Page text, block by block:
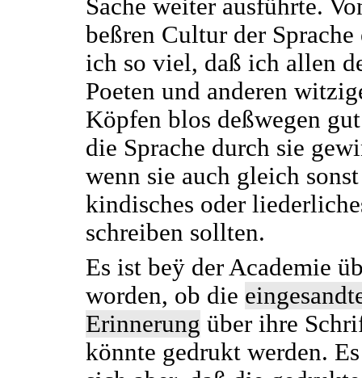
Sache weiter ausführte.
beßren Cultur der Sprache
ich so viel, daß ich allen
Poeten und anderen
Köpfen blos deßwegen
die Sprache durch sie
wenn sie auch gleich
kindisches oder
schreiben sollten.
Es ist beÿ der Academie
worden, ob die
Erinnerung über ihre
könnte gedrukt werden.